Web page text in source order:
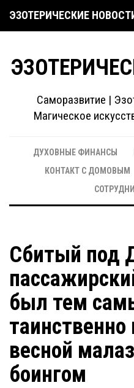
ЭЗОТЕРИЧЕСКИЕ
Саморазвитие |
Магическое
ДУХОВНЫЕ ФИНАНСЫ
КОНТАКТ С ДОМОВЫМ
Сбитый под
был тем
весной
боингом